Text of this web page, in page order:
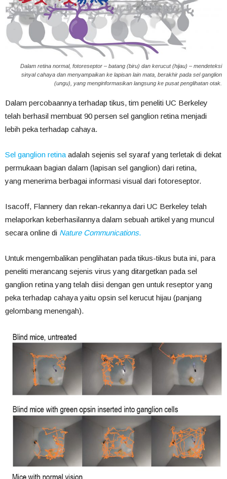
Dalam retina normal, fotoreseptor – batang (biru) dan kerucut (hijau) – mendeteksi
sinyal cahaya dan menyampaikan ke lapisan lain mata, berakhir pada sel ganglion
(ungu), yang menginformasikan langsung ke pusat penglihatan otak.
Dalam percobaannya terhadap tikus, tim peneliti UC Berkeley
telah berhasil membuat 90 persen sel ganglion retina menjadi
lebih peka terhadap cahaya.
Sel ganglion retina adalah sejenis sel syaraf yang terletak di dekat
permukaan bagian dalam (lapisan sel ganglion) dari retina,
yang menerima berbagai informasi visual dari fotoreseptor.
Isacoff, Flannery dan rekan-rekannya dari UC Berkeley telah
melaporkan keberhasilannya dalam sebuah artikel yang muncul
secara online di Nature Communications.
Untuk mengembalikan penglihatan pada tikus-tikus buta ini, para
peneliti merancang sejenis virus yang ditargetkan pada sel
ganglion retina yang telah diisi dengan gen untuk reseptor yang
peka terhadap cahaya yaitu opsin sel kerucut hijau (panjang
gelombang menengah).